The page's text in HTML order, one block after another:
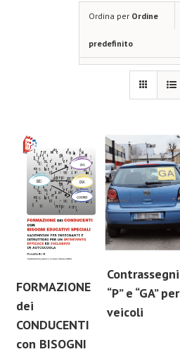
Ordina per Ordine
predefinito
Mostra
FORMAZIONE
dei
CONDUCENTI
con BISOGNI
Contrassegni
“P” e “GA” per
veicoli